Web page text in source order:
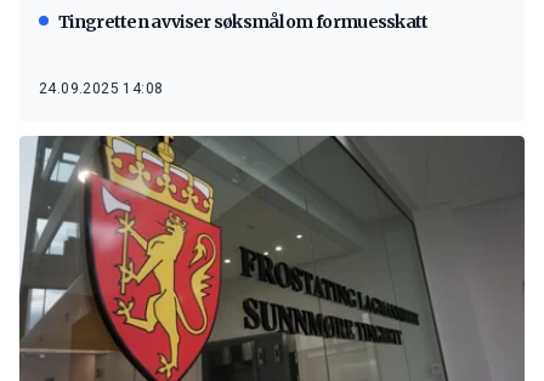
Tingretten avviser søksmål om formuesskatt
24.09.2025 14:08